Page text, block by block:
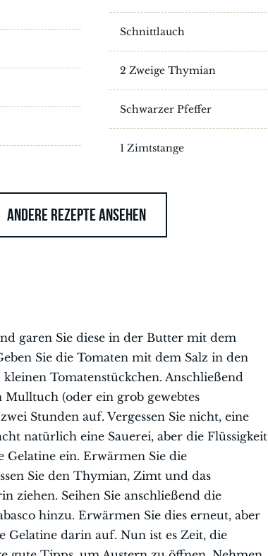
Schnittlauch
2 Zweige Thymian
Schwarzer Pfeffer
1 Zimtstange
ANDERE REZEPTE ANSEHEN
garen Sie diese in der Butter mit dem
Sie die Tomaten mit dem Salz in den
Tomatenstückchen. Anschließend
Mulltuch (oder ein grob gewebtes
Stunden auf. Vergessen Sie nicht, eine
natürlich eine Sauerei, aber die Flüssigkeit
Gelatine ein. Erwärmen Sie die
Sie den Thymian, Zimt und das
ziehen. Seihen Sie anschließend die
hinzu. Erwärmen Sie dies erneut, aber
Gelatine darin auf. Nun ist es Zeit, die